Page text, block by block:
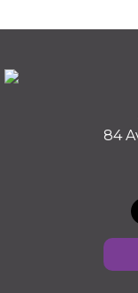
84